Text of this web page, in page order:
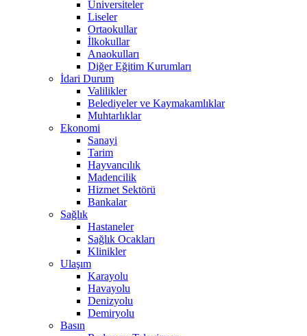
Üniversiteler
Liseler
Ortaokullar
İlkokullar
Anaokulları
Diğer Eğitim Kurumları
İdari Durum
Valilikler
Belediyeler ve Kaymakamlıklar
Muhtarlıklar
Ekonomi
Sanayi
Tarim
Hayvancılık
Madencilik
Hizmet Sektörü
Bankalar
Sağlık
Hastaneler
Sağlık Ocakları
Klinikler
Ulaşım
Karayolu
Havayolu
Denizyolu
Demiryolu
Basın